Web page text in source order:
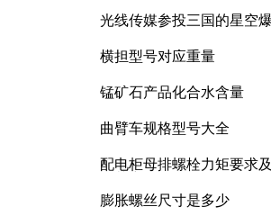
光线传媒参投三国的星空
横担型号对应重量
锰矿石产品化合水含量
曲臂车规格型号大全
配电柜母排螺栓力矩要求
膨胀螺丝尺寸是多少